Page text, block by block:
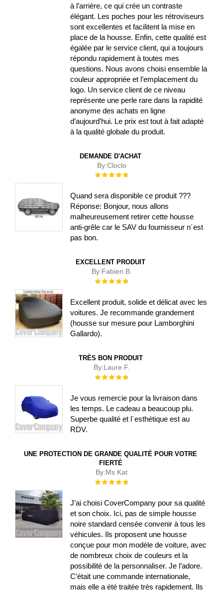
à l’arrière, ce qui crée un contraste
élégant. Les poches pour les rétroviseurs
sont excellentes et facilitent la mise en
place de la housse. Enfin, cette qualité est
égalée par le service client, qui a toujours
répondu rapidement à toutes mes
questions. Nous avons choisi ensemble la
couleur appropriée et l’emplacement du
logo. Un service client de ce niveau
représente une perle rare dans la rapidité
anonyme des achats en ligne
d’aujourd’hui. Le prix est tout à fait adapté
à la qualité globale du produit.
DEMANDE D'ACHAT
By:Cloclo
Évaluation :
Quand sera disponible ce produit ???
Réponse: Bonjour, nous allons
malheureusement retirer cette housse
anti-grêle car le SAV du fournisseur n´est
pas bon.
EXCELLENT PRODUIT
By:Fabien B.
Évaluation :
Excellent produit, solide et délicat avec les
voitures. Je recommande grandement
(housse sur mesure pour Lamborghini
Gallardo).
TRÈS BON PRODUIT
By:Laure F.
Évaluation :
Je vous remercie pour la livraison dans
les temps. Le cadeau a beaucoup plu.
Superbe qualité et l´esthétique est au
RDV.
UNE PROTECTION DE GRANDE QUALITÉ POUR VOTRE
FIERTÉ
By:Ms Kat
Évaluation :
J’ai choisi CoverCompany pour sa qualité
et son choix. Ici, pas de simple housse
noire standard censée convenir à tous les
véhicules. Ils proposent une housse
conçue pour mon modèle de voiture, avec
de nombreux choix de couleurs et la
possibilité de la personnaliser. Je l’adore.
C’était une commande internationale,
mais elle a été traitée très rapidement. Ils